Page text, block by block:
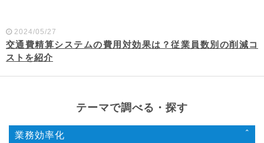
2024/05/27
交通費精算システムの費用対効果は？従業員数別の削減コ
ストを紹介
テーマで調べる・探す
業務効率化